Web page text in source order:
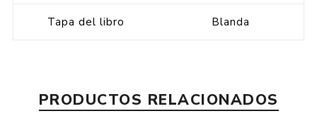
Tapa del libro Blanda
PRODUCTOS RELACIONADOS